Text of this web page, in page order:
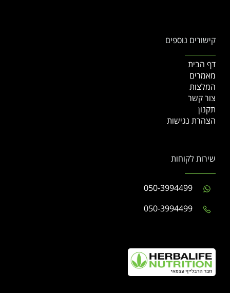
קישורים נוספים
דף הבית
מאמרים
המלצות
צור קשר
תקנון
הצהרת נגישות
שירות לקוחות